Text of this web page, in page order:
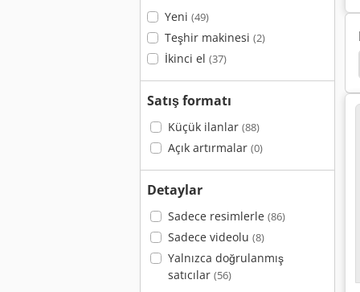
Yeni (49)
Teşhir makinesi (2)
İkinci el (37)
Satış formatı
Küçük ilanlar (88)
Açık artırmalar (0)
Detaylar
Sadece resimlerle (86)
Sadece videolu (8)
Yalnızca doğrulanmış
satıcılar (56)